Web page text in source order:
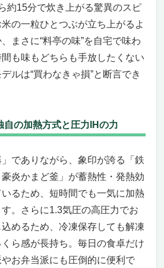
ート炊飯器 家庭用 多機能 大容
ける炊飯器の決定版
ストレスから解放されたいあな
由がない”と断言できる多機能ぶ
たい人・おすすめできない人
不使用コシヒカリ玄米3kgセット
炊飯器」を探しているあなた
せない一台
りが美味しさを決める
微妙かもしれません
炊飯器」選びで後悔したくない
約15分で炊き上がる驚異のスピ
の一粒ひとつぶが立ち上がるよ
まさに“料亭の味”を自宅で味わ
も味もどちらも手放したくない
ルは“買わなきゃ損”と断言でき
自の加熱方式と圧力IHの力
」でありながら、象印が誇る「鉄
豪炎かまど釜」が蓄熱性・発熱効
るため、短時間でも一気に加熱
。さらに1.3気圧の高圧力でお
めるため、冷凍保存しても解凍
ら感が長持ち。毎日の食卓だけ
お弁当派にも圧倒的に便利で